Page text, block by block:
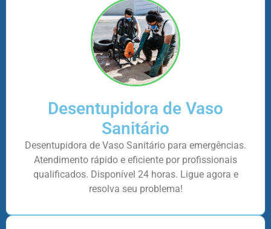
Desentupidora de Vaso
Sanitário
Desentupidora de Vaso Sanitário para emergências.
Atendimento rápido e eficiente por profissionais
qualificados. Disponível 24 horas. Ligue agora e
resolva seu problema!